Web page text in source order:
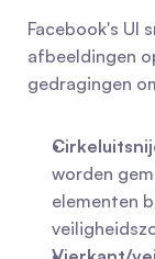
Facebook's UI
afbeeldingen
gedragingen
worden
elementen